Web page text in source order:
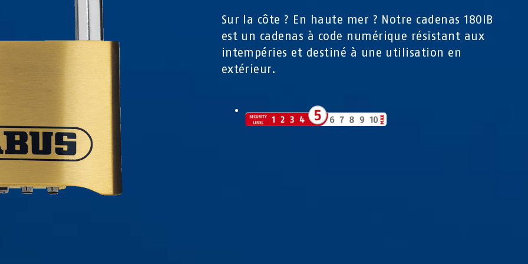
Sur la côte ? En haute mer ? Notre cadenas 180IB
est un cadenas à code numérique résistant aux
intempéries et destiné à une utilisation en
extérieur.